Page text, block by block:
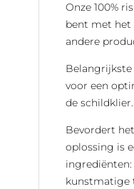
Onze 100%
bent met het
andere
voor een
de
Bevordert
oplossing is
kunstmatige